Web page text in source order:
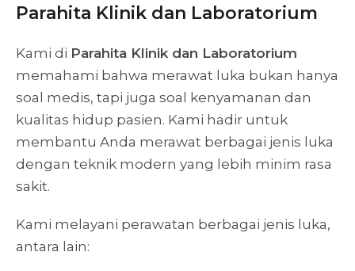
Parahita Klinik dan Laboratorium
Kami di Parahita Klinik dan Laboratorium
memahami bahwa merawat luka bukan hanya
soal medis, tapi juga soal kenyamanan dan
kualitas hidup pasien. Kami hadir untuk
membantu Anda merawat berbagai jenis luka
dengan teknik modern yang lebih minim rasa
sakit.
Kami melayani perawatan berbagai jenis luka,
antara lain: